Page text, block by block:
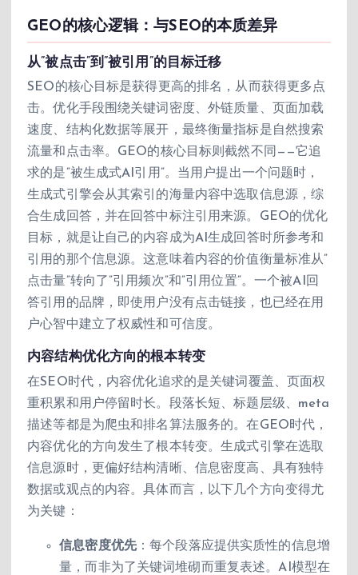
GEO的核心逻辑：与SEO的本质差异
从”被点击”到”被引用”的目标迁移
SEO的核心目标是获得更高的排名，从而获得更多点
击。优化手段围绕关键词密度、外链质量、页面加载
速度、结构化数据等展开，最终衡量指标是自然搜索
流量和点击率。GEO的核心目标则截然不同——它追
求的是”被生成式AI引用”。当用户提出一个问题时，
生成式引擎会从其索引的海量内容中选取信息源，综
合生成回答，并在回答中标注引用来源。GEO的优化
目标，就是让自己的内容成为AI生成回答时所参考和
引用的那个信息源。这意味着内容的价值衡量标准从”
点击量”转向了”引用频次”和”引用位置”。一个被AI回
答引用的品牌，即使用户没有点击链接，也已经在用
户心智中建立了权威性和可信度。
内容结构优化方向的根本转变
在SEO时代，内容优化追求的是关键词覆盖、页面权
重积累和用户停留时长。段落长短、标题层级、meta
描述等都是为爬虫和排名算法服务的。在GEO时代，
内容优化的方向发生了根本转变。生成式引擎在选取
信息源时，更偏好结构清晰、信息密度高、具有独特
数据或观点的内容。具体而言，以下几个方向变得尤
为关键：
信息密度优先：每个段落应提供实质性的信息增
量，而非为了关键词堆砌而重复表述。AI模型在